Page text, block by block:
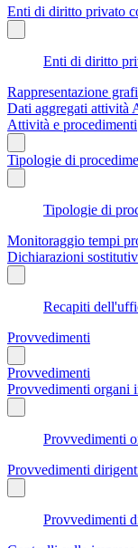
Enti di diritto privato
Enti di diritto
Rappresentazione
Dati aggregati attività
Attività e procedimenti
Tipologie di
Tipologie di
Monitoraggio tempi
Dichiarazioni
Recapiti
Provvedimenti
Provvedimenti
Provvedimenti organi
Provvedimenti
Provvedimenti
Provvedimenti